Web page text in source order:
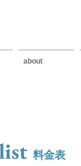
about
料金表